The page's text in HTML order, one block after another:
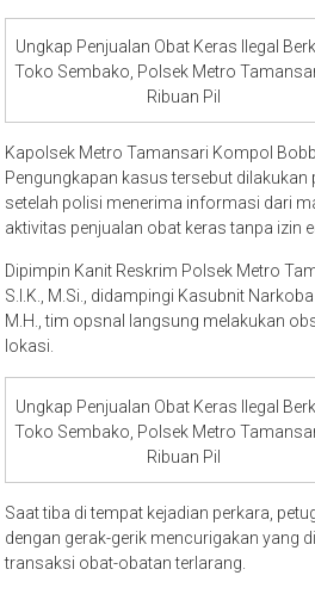
Ungkap Penjualan Obat Keras Ilegal
Toko Sembako, Polsek Metro
Ribuan Pil
Kapolsek Metro Tamansari Kompol
Pengungkapan kasus tersebut
setelah polisi menerima informasi dari
aktivitas penjualan obat keras tanpa izin
Dipimpin Kanit Reskrim Polsek Metro
S.I.K., M.Si., didampingi Kasubnit
M.H., tim opsnal langsung melakukan
lokasi.
Ungkap Penjualan Obat Keras Ilegal
Toko Sembako, Polsek Metro
Ribuan Pil
Saat tiba di tempat kejadian perkara,
dengan gerak-gerik mencurigakan yang
transaksi obat-obatan terlarang.